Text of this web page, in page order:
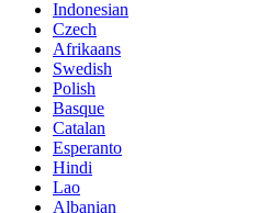
Indonesian
Czech
Afrikaans
Swedish
Polish
Basque
Catalan
Esperanto
Hindi
Lao
Albanian